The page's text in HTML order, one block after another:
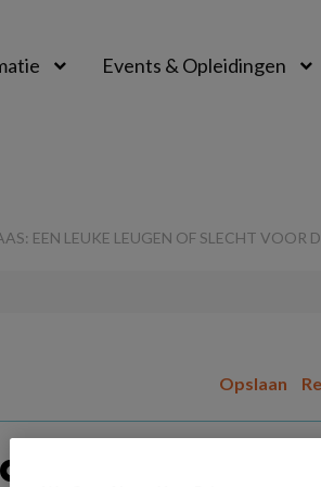
Events & Opleidingen
EEN LEUKE LEUGEN OF SLECHT VOOR
Opslaan
Een leuke